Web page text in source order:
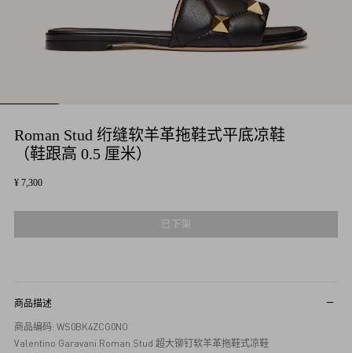
Roman Stud 绗缝软羊革拖鞋式平底凉鞋
（鞋跟高 0.5 厘米）
¥ 7,300
已下架
商品描述
商品编码: WS0BK4ZCG0NO
Valentino Garavani Roman Stud 超大铆钉软羊革拖鞋式凉鞋